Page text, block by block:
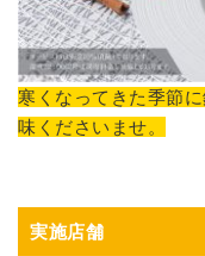
寒くなってきた季節
味くださいませ。
実施店舗